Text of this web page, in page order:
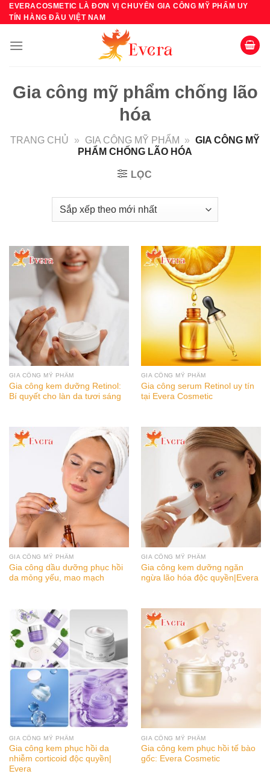
Bỏ
qua
dung
EVERACOSMETIC LÀ ĐƠN VỊ CHUYÊN GIA CÔNG MỸ PHẨM UY
TÍN HÀNG ĐẦU VIỆT NAM
Gia công mỹ phẩm chống lão
hóa
TRANG CHỦ » GIA CÔNG MỸ PHẨM » GIA CÔNG MỸ
PHẨM CHỐNG LÃO HÓA
LỌC
GIA CÔNG MỸ PHẨM
Gia công kem dưỡng Retinol:
Bí quyết cho làn da tươi sáng
GIA CÔNG MỸ PHẨM
Gia công serum Retinol uy tín
tại Evera Cosmetic
GIA CÔNG MỸ PHẨM
Gia công dầu dưỡng phục hồi
da mỏng yếu, mao mạch
GIA CÔNG MỸ PHẨM
Gia công kem dưỡng ngăn
ngừa lão hóa độc quyền|Evera
GIA CÔNG MỸ PHẨM
Gia công kem phục hồi da
nhiễm corticoid độc quyền|
Evera
GIA CÔNG MỸ PHẨM
Gia công kem phục hồi tế bào
gốc: Evera Cosmetic